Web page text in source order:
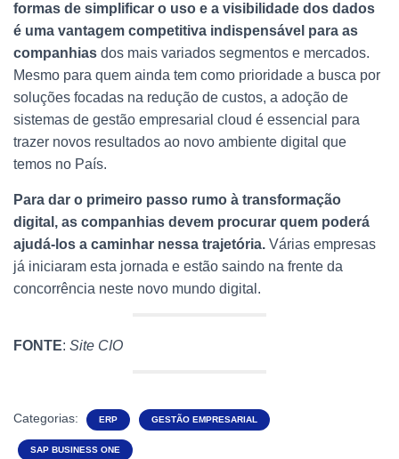
formas de simplificar o uso e a visibilidade dos dados
é uma vantagem competitiva indispensável para as
companhias dos mais variados segmentos e mercados.
Mesmo para quem ainda tem como prioridade a busca por
soluções focadas na redução de custos, a adoção de
sistemas de gestão empresarial cloud é essencial para
trazer novos resultados ao novo ambiente digital que
temos no País.
Para dar o primeiro passo rumo à transformação
digital, as companhias devem procurar quem poderá
ajudá-los a caminhar nessa trajetória. Várias empresas
já iniciaram esta jornada e estão saindo na frente da
concorrência neste novo mundo digital.
FONTE: Site CIO
Categorias: ERP GESTÃO EMPRESARIAL
SAP BUSINESS ONE